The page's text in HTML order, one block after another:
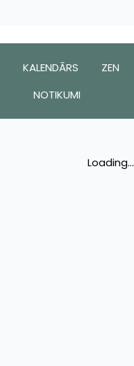
KALENDĀRS ZEN
NOTIKUMI
Loading...